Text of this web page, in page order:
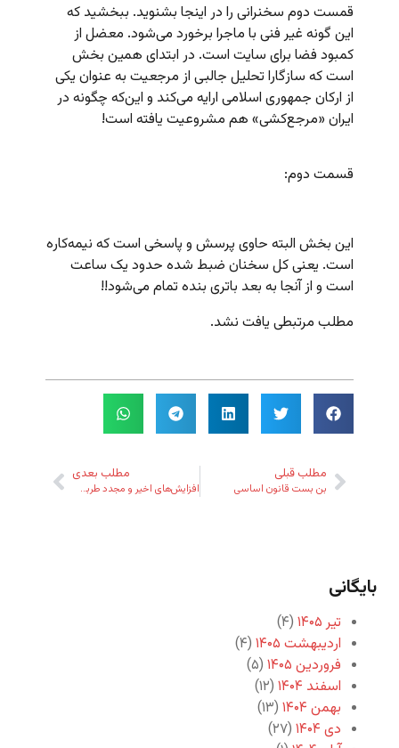
قمست دوم سخنرانی را در اینجا بشنوید. ببخشید که
این گونه غیر فنی با ماجرا برخورد می‌شود. معضل از
کمبود فضا برای سایت است. در ابتدای همین بخش
است که سازگارا تحلیل جالبی از مرجعیت به عنوان یکی
از ارکان جمهوری اسلامی ارایه می‌کند و این‌که چگونه در
ایران «مرجع‌کشی» هم مشروعیت یافته است!
قسمت دوم:
این بخش البته حاوی پرسش و پاسخی است که نیمه‌کاره
است. یعنی کل سخنان ضبط شده حدود یک ساعت
است و از آنجا به بعد باتری بنده تمام می‌شود!!
مطلب مرتبطی یافت نشد.
مطلب قبلی
بن بست قانون اساسی
مطلب بعدی
افزایش‌های اخیر و مجدد طربستان
بایگانی
تیر ۱۴۰۵
(۴)
اردیبهشت ۱۴۰۵
(۴)
فروردین ۱۴۰۵
(۵)
اسفند ۱۴۰۴
(۱۲)
بهمن ۱۴۰۴
(۱۳)
دی ۱۴۰۴
(۲۷)